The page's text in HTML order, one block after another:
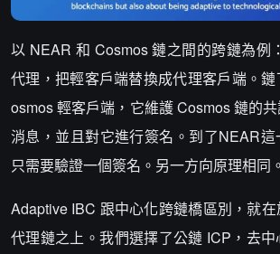
以 NEAR 和 Cosmos 鏈之間的跨鏈為例
代理，把輕客戶端替換成代理客戶端。
osmos 輕客戶端，它維護 Cosmos 鏈的
消息，並且對它進行簽名。到了NEAR
只需要驗證一個簽名。另一方向原理相同。
Adaptive IBC 跟中心化跨鏈橋區別，就
代理鏈之上。我們選擇了公鏈 ICP，去